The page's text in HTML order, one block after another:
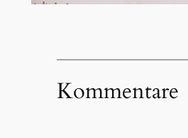
Kommentare